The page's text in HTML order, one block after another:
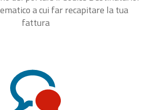
a cui far recapitare la tua
fattura